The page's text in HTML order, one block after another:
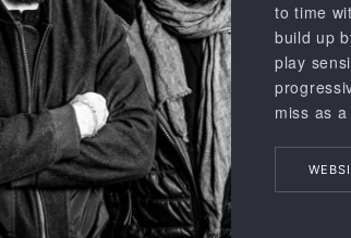
to time
build up
play
miss as